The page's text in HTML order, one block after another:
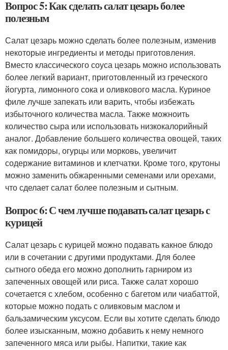
Вопрос 5: Как сделать салат цезарь более
полезным
Салат цезарь можно сделать более полезным, изменив
некоторые ингредиенты и методы приготовления.
Вместо классического соуса цезарь можно использовать
более легкий вариант, приготовленный из греческого
йогурта, лимонного сока и оливкового масла. Куриное
филе лучше запекать или варить, чтобы избежать
избыточного количества масла. Также можноить
количество сыра или использовать низкокалорийный
аналог. Добавление большего количества овощей, таких
как помидоры, огурцы или морковь, увеличит
содержание витаминов и клетчатки. Кроме того, крутоны
можно заменить обжаренными семенами или орехами,
что сделает салат более полезным и сытным.
Вопрос 6: С чем лучше подавать салат цезарь с
курицей
Салат цезарь с курицей можно подавать какное блюдо
или в сочетании с другими продуктами. Для более
сытного обеда его можно дополнить гарниром из
запеченных овощей или риса. Также салат хорошо
сочетается с хлебом, особенно с багетом или чиабаттой,
которые можно подать с оливковым маслом и
бальзамическим уксусом. Если вы хотите сделать блюдо
более изысканным, можно добавить к нему немного
запеченного мяса или рыбы. Напитки, такие как